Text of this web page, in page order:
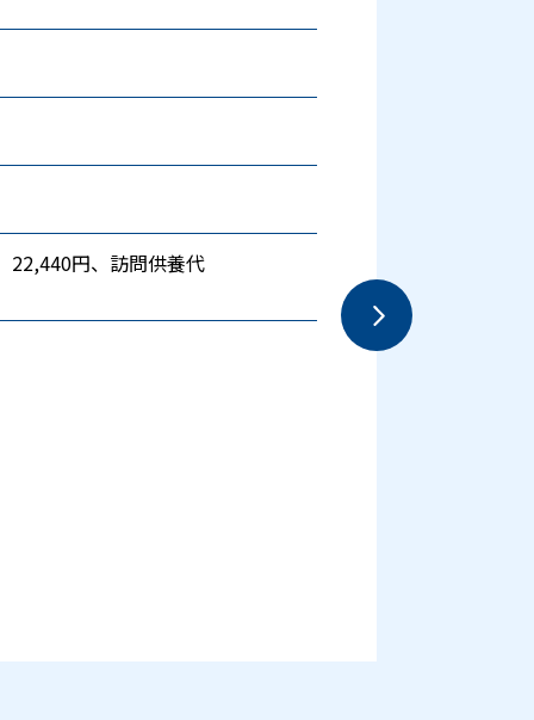
円、訪問供養代